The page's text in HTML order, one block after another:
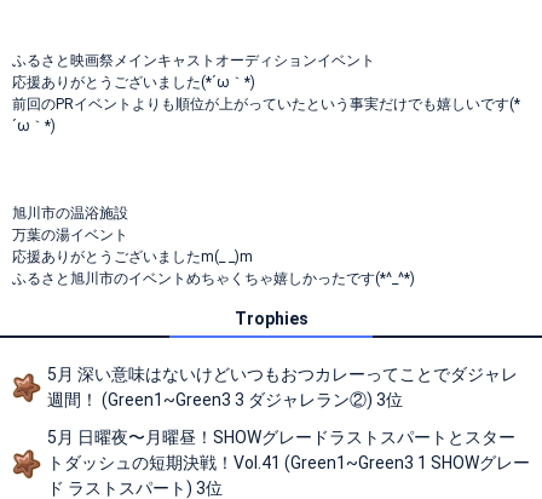
ふるさと映画祭メインキャストオーディションイベント
応援ありがとうございました(*´ω｀*)
前回のPRイベントよりも順位が上がっていたという事実だけでも嬉しいです(*
´ω｀*)
旭川市の温浴施設
万葉の湯イベント
応援ありがとうございましたm(_ _)m
ふるさと旭川市のイベントめちゃくちゃ嬉しかったです(*^_^*)
Trophies
5月 深い意味はないけどいつもおつカレーってことでダジャレ
週間！ (Green1~Green3 3 ダジャレラン②) 3位
5月 日曜夜〜月曜昼！SHOWグレードラストスパートとスター
トダッシュの短期決戦！Vol.41 (Green1~Green3 1 SHOWグレー
ド ラストスパート) 3位